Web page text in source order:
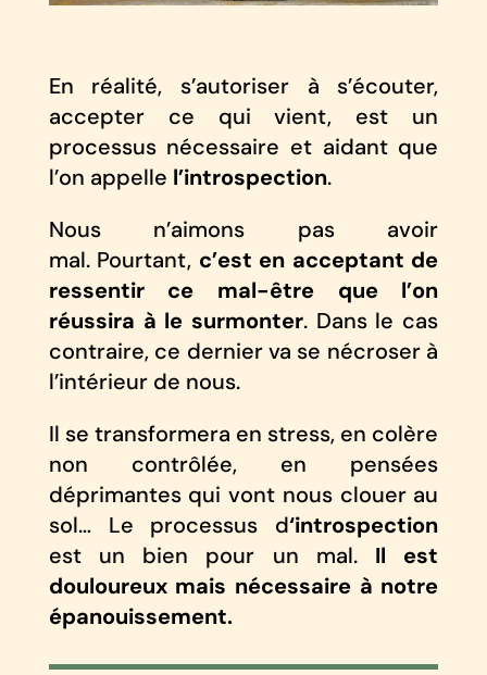
En réalité, s’autoriser à s’écouter,
accepter ce qui vient, est un
processus nécessaire et aidant que
l’on appelle l’introspection.
Nous n’aimons pas avoir
mal. Pourtant, c’est en acceptant de
ressentir ce mal-être que l’on
réussira à le surmonter. Dans le cas
contraire, ce dernier va se nécroser à
l’intérieur de nous.
Il se transformera en stress, en colère
non contrôlée, en pensées
déprimantes qui vont nous clouer au
sol… Le processus d‘introspection
est un bien pour un mal. Il est
douloureux mais nécessaire à notre
épanouissement.